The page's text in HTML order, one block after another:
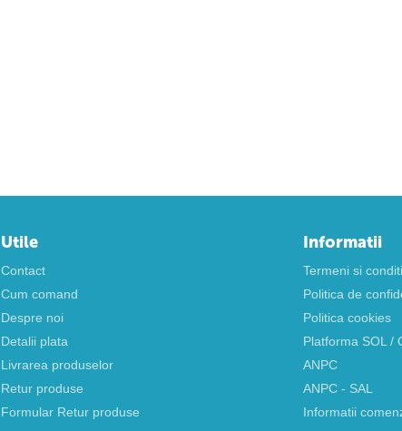
Utile
Contact
Cum comand
Despre noi
Detalii plata
Livrarea produselor
Retur produse
Formular Retur produse
Informatii
Termeni si
Politica de
Politica cookies
Platforma SOL /
ANPC
ANPC - SAL
Informatii